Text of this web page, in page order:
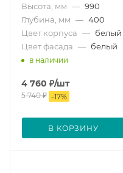
Высота, мм — 990
Глубина, мм — 400
Цвет корпуса — белый
Цвет фасада — белый
в наличии
4 760 ₽/шт
5 740₽ -17%
В КОРЗИНУ